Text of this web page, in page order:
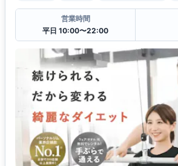
営業時間
平日 10:00〜22:00